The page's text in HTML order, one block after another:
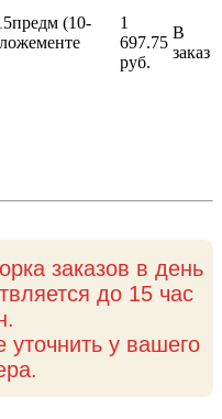
(10-
1
697.75
руб.
В
заказ
заказов в день
до 15 час
уточнить у вашего